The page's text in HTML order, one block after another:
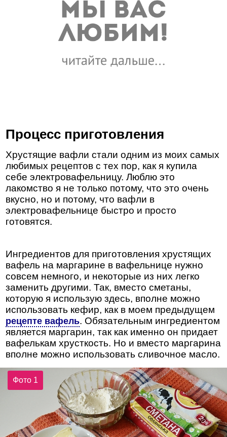
Процесс приготовления
Хрустящие вафли стали одним из моих самых
любимых рецептов с тех пор, как я купила
себе электровафельницу. Люблю это
лакомство я не только потому, что это очень
вкусно, но и потому, что вафли в
электровафельнице быстро и просто
готовятся.
Ингредиентов для приготовления хрустящих
вафель на маргарине в вафельнице нужно
совсем немного, и некоторые из них легко
заменить другими. Так, вместо сметаны,
которую я использую здесь, вполне можно
использовать кефир, как в моем предыдущем
рецепте вафель. Обязательным ингредиентом
является маргарин, так как именно он придает
вафелькам хрусткость. Но и вместо маргарина
вполне можно использовать сливочное масло.
Фото 1